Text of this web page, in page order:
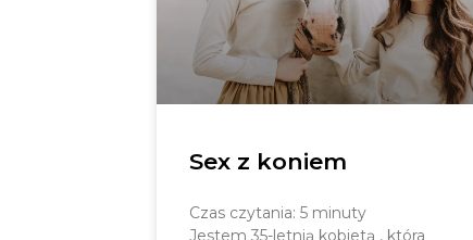
Sex z koniem
Czas czytania: 5 minuty
Jestem 35-letnią kobietą , która